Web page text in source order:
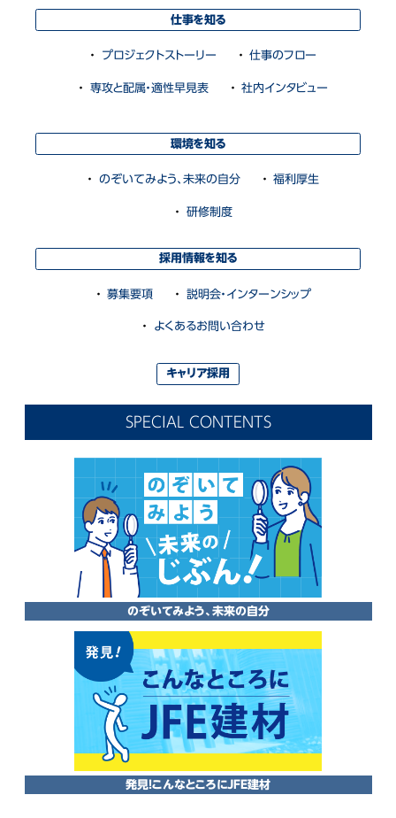
仕事を知る
プロジェクトストーリー 仕事のフロー
専攻と配属・適性早見表 社内インタビュー
環境を知る
のぞいてみよう、未来の自分 福利厚生
研修制度
採用情報を知る
募集要項 説明会・インターンシップ
よくあるお問い合わせ
キャリア採用
SPECIAL CONTENTS
のぞいてみよう、未来の自分
発見!こんなところにJFE建材